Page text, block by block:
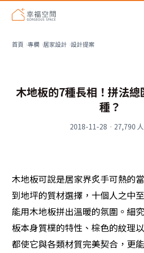
首頁 專欄 居家設計 設計提案
木地板的7種長相！拼法
種？
2018-11-28 · 27,790
木地板可說是居家界炙手可熱的
到地坪的質材選擇，十個人之中
能用木地板拼出溫暖的氛圍。細
板本身質樸的特性、棕色的紋理
都使它與各類材質完美契合，更